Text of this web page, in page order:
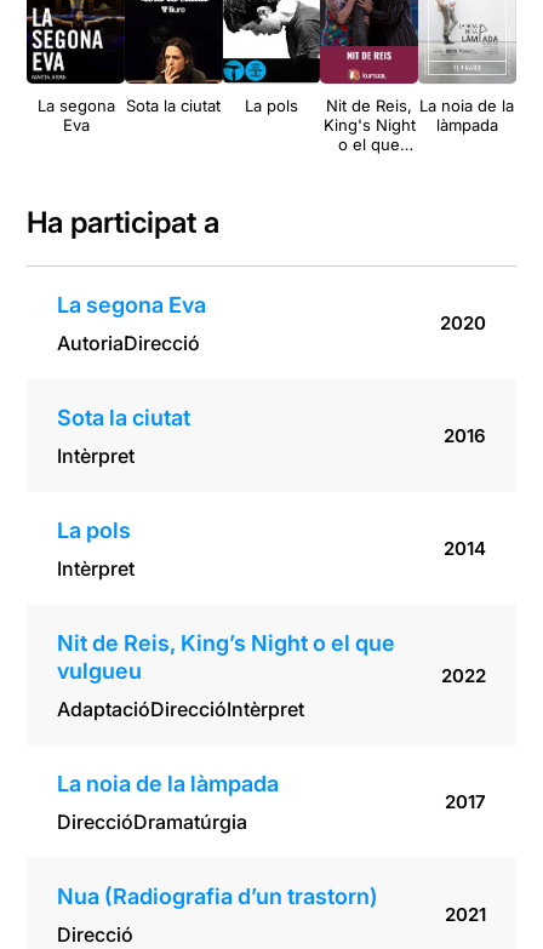
La segona
Eva
Sota la ciutat La pols
Nit de Reis,
King's Night
o el que
La noia de la
làmpada
Ha participat a
La segona Eva
AutoriaDirecció
2020
Sota la ciutat
Intèrpret
2016
La pols
Intèrpret
2014
Nit de Reis, King’s Night o el que
vulgueu
AdaptacióDireccióIntèrpret
2022
La noia de la làmpada
DireccióDramatúrgia
2017
Nua (Radiografia d’un trastorn)
Direcció
2021